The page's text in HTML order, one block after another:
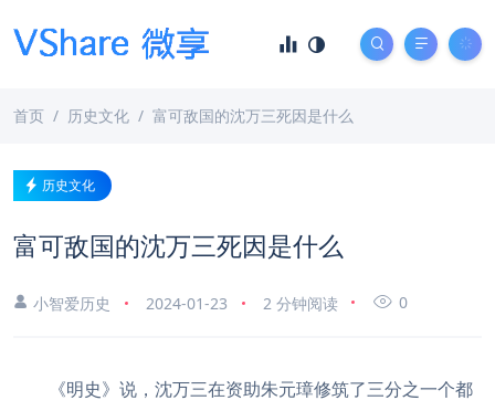
首页 历史文化 富可敌国的沈万三死因是什么
历史文化
富可敌国的沈万三死因是什么
小智爱历史 2024-01-23 2 分钟阅读 0
《明史》说，沈万三在资助朱元璋修筑了三分之一个都